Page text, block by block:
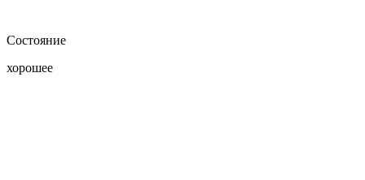
Состояние
хорошее